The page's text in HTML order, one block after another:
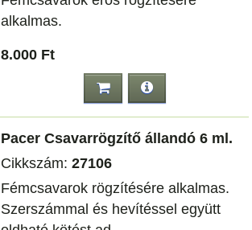
alkalmas.
8.000 Ft
Pacer Csavarrögzítő állandó 6 ml.
Cikkszám: 27106
Fémcsavarok rögzítésére alkalmas.
Szerszámmal és hevítéssel együtt